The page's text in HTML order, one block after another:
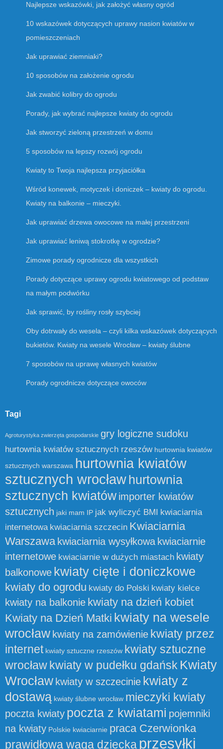
Najlepsze wskazówki, jak założyć własny ogród
10 wskazówek dotyczących uprawy nasion kwiatów w
pomieszczeniach
Jak uprawiać ziemniaki?
10 sposobów na założenie ogrodu
Jak zwabić kolibry do ogrodu
Porady, jak wybrać najlepsze kwiaty do ogrodu
Jak stworzyć zieloną przestrzeń w domu
5 sposobów na lepszy rozwój ogrodu
Kwiaty to Twoja najlepsza przyjaciółka
Wśród konewek, motyczek i doniczek – kwiaty do ogrodu.
Kwiaty na balkonie – mieczyki.
Jak uprawiać drzewa owocowe na małej przestrzeni
Jak uprawiać leniwą stokrotkę w ogrodzie?
Zimowe porady ogrodnicze dla wszystkich
Porady dotyczące uprawy ogrodu kwiatowego od podstaw
na małym podwórku
Jak sprawić, by rośliny rosły szybciej
Oby dotrwały do wesela – czyli kilka wskazówek dotyczących
bukietów. Kwiaty na wesele Wrocław – kwiaty ślubne
7 sposobów na uprawę własnych kwiatów
Porady ogrodnicze dotyczące owoców
Tagi
Agroturystyka zwierzęta gospodarskie gry logiczne sudoku
hurtownia kwiatów sztucznych rzeszów hurtownia kwiatów
sztucznych warszawa hurtownia kwiatów
sztucznych wrocławhurtownia
sztucznych kwiatów importer kwiatów
sztucznych jaki mam IP jak wyliczyć BMI kwiaciarnia
internetowa kwiaciarnia szczecin Kwiaciarnia
Warszawa kwiaciarnia wysyłkowa kwiaciarnie
internetowe kwiaciarnie w dużych miastach kwiaty
balkonowe kwiaty cięte i doniczkowe
kwiaty do ogrodu kwiaty do Polski kwiaty kielce
kwiaty na balkonie kwiaty na dzień kobiet
Kwiaty na Dzień Matki kwiaty na wesele
wrocław kwiaty na zamówienie kwiaty przez
internet kwiaty sztuczne rzeszów kwiaty sztuczne
wrocław kwiaty w pudełku gdańsk Kwiaty
Wrocław kwiaty w szczecinie kwiaty z
dostawą kwiaty ślubne wrocław mieczyki kwiaty
poczta kwiaty poczta z kwiatami pojemniki
na kwiaty Polskie kwiaciarnie praca Czerwionka
prawidłowa waga dziecka przesyłki